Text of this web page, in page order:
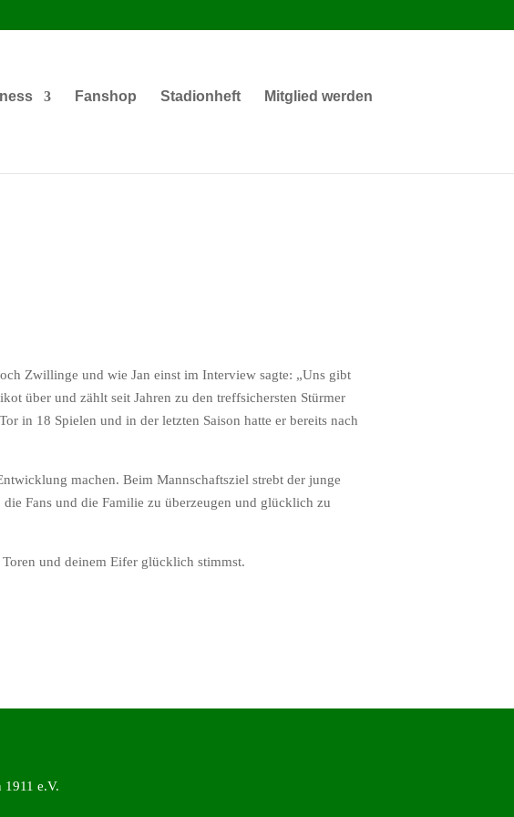
Fanshop Stadionheft Mitglied werden
Zwillinge und wie Jan einst im Interview sagte: „Uns gibt
über und zählt seit Jahren zu den treffsichersten Stürmer
in 18 Spielen und in der letzten Saison hatte er bereits nach
machen. Beim Mannschaftsziel strebt der junge
Fans und die Familie zu überzeugen und glücklich zu
und deinem Eifer glücklich stimmst.
e.V.